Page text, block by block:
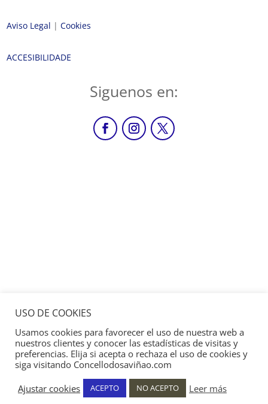
Aviso Legal |Cookies
ACCESIBILIDADE
Siguenos en:
USO DE COOKIES
Usamos cookies para favorecer el uso de nuestra web a
nuestros clientes y conocer las estadísticas de visitas y
preferencias. Elija si acepta o rechaza el uso de cookies y
siga visitando Concellodosaviñao.com
Ajustar cookies
ACEPTO NO ACEPTO Leer más